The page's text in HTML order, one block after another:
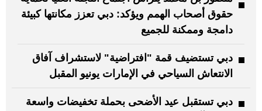
حقوق أصحاب الهمم ويؤكد: دبي تعزز مكانتها كبيئة
دامجة وممكنة للجميع
دبي تستضيف قمة "افتراضية" لاستشراف آفاق
الانتعاش السياحي في الإمارات يونيو المقبل
دبي تستقبل عيد الأضحى بحملة تخفيضات واسعة